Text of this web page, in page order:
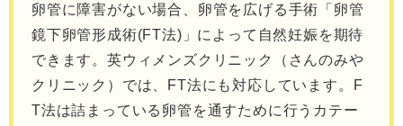
卵管に障害がない場合、卵管を広げる手術「卵管
鏡下卵管形成術(FT法)」によって自然妊娠を期待
できます。英ウィメンズクリニック（さんのみや
クリニック）では、FT法にも対応しています。F
T法は詰まっている卵管を通すために行うカテー